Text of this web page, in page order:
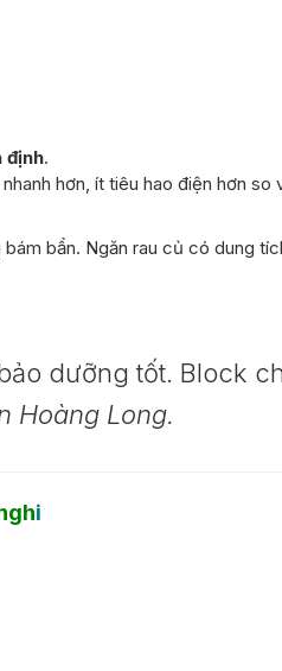
định.
hơn, ít tiêu hao điện hơn so
bám bẩn. Ngăn rau củ có dung
dưỡng tốt. Block
Hoàng Long.
i